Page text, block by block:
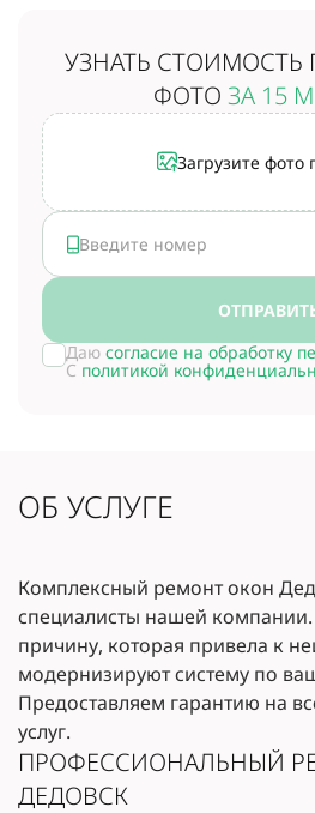
УЗНАТЬ СТОИМОСТЬ
ФОТО ЗА 15
Загрузите фото
Даю согласие на обработку
С политикой
ОБ УСЛУГЕ
Комплексный ремонт окон
специалисты нашей
причину, которая привела к
модернизируют систему по
Предоставляем гарантию на
услуг.
ПРОФЕССИОНАЛЬНЫЙ
ДЕДОВСК